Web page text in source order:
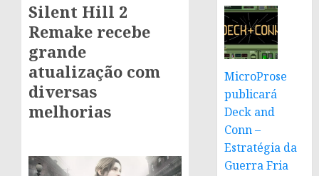
Silent Hill 2
Remake recebe
grande
atualização com
diversas
melhorias
MicroProse
publicará
Deck and
Conn –
Estratégia da
Guerra Fria